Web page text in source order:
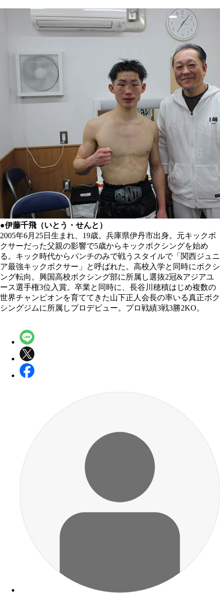
●伊藤千飛（いとう・せんと）
2005年6月25日生まれ、19歳。兵庫県伊丹市出身。元キックボ
クサーだった父親の影響で5歳からキックボクシングを始め
る。キック時代からパンチのみで戦うスタイルで「関西ジュニ
ア最強キックボクサー」と呼ばれた。高校入学と同時にボクシ
ング転向。興国高校ボクシング部に所属し選抜2冠&アジアユ
ース選手権3位入賞。卒業と同時に、長谷川穂積はじめ複数の
世界チャンピオンを育ててきた山下正人会長の率いる真正ボク
シングジムに所属しプロデビュー。プロ戦績3戦3勝2KO。